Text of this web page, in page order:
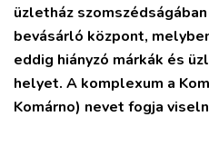
üzletház
bevásárló központ,
eddig hiányzó márkák és
helyet. A komplexum a
Komárno) nevet fogja